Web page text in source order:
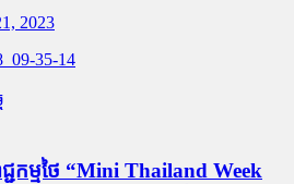
2023
កម្មថៃ “Mini Thailand Week